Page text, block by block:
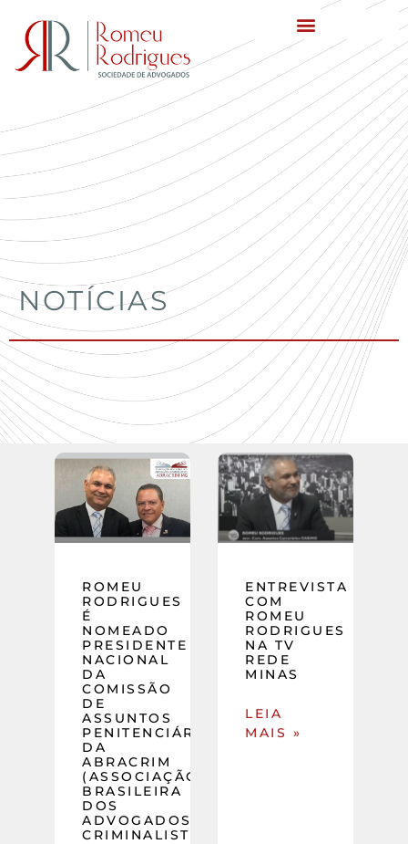
NOTÍCIAS
ROMEU
RODRIGUES
É
NOMEADO
PRESIDENTE
NACIONAL
DA
COMISSÃO
DE
ASSUNTOS
PENITENCIÁRIOS
DA
ABRACRIM
(ASSOCIAÇÃO
BRASILEIRA
DOS
ADVOGADOS
CRIMINALISTAS)
ENTREVISTA
COM
ROMEU
RODRIGUES
NA TV
REDE
MINAS
LEIA
MAIS »